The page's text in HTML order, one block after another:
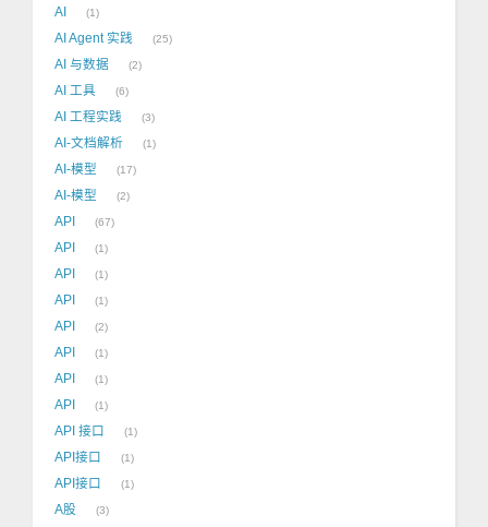
AI 1
AI Agent 实践 25
AI 与数据 2
AI 工具 6
AI 工程实践 3
AI-文档解析 1
AI-模型 17
AI-模型 2
API 67
API 1
API 1
API 1
API 2
API 1
API 1
API 1
API 接口 1
API接口 1
API接口 1
A股 3